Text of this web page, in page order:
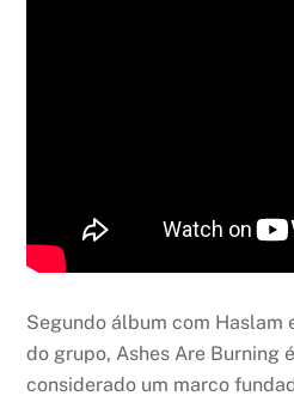
Segundo álbum com Haslam
do grupo, Ashes Are Burning
considerado um marco